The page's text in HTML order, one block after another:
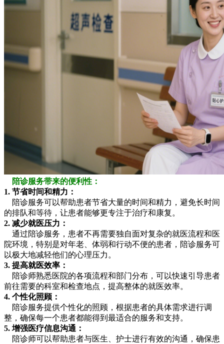
陪诊服务带来的便利性：
1. 节省时间和精力：
陪诊服务可以帮助患者节省大量的时间和精力，避免长时间
的排队和等待，让患者能够更专注于治疗和康复。
2. 减少就医压力：
通过陪诊服务，患者不再需要独自面对复杂的就医流程和医
院环境，特别是对年老、体弱和行动不便的患者，陪诊服务可
以极大地减轻他们的心理压力。
3. 提高就医效率：
陪诊师熟悉医院的各项流程和部门分布，可以快速引导患者
前往需要的科室和检查地点，提高整体的就医效率。
4. 个性化照顾：
陪诊服务提供个性化的照顾，根据患者的具体需求进行调
整，确保每一个患者都能得到最适合的服务和支持。
5. 增强医疗信息沟通：
陪诊师可以帮助患者与医生、护士进行有效的沟通，确保患